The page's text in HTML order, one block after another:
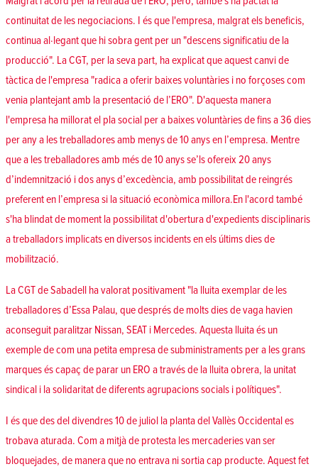
continuitat de les negociacions. I és que l'empresa, malgrat els beneficis,
continua al·legant que hi sobra gent per un "descens significatiu de la
producció". La CGT, per la seva part, ha explicat que aquest canvi de
tàctica de l'empresa "radica a oferir baixes voluntàries i no forçoses com
venia plantejant amb la presentació de l’ERO". D'aquesta manera
l'empresa ha millorat el pla social per a baixes voluntàries de fins a 36 dies
per any a les treballadores amb menys de 10 anys en l’empresa. Mentre
que a les treballadores amb més de 10 anys se’ls ofereix 20 anys
d’indemnització i dos anys d’excedència, amb possibilitat de reingrés
preferent en l’empresa si la situació econòmica millora.En l'acord també
s'ha blindat de moment la possibilitat d'obertura d'expedients disciplinaris
a treballadors implicats en diversos incidents en els últims dies de
mobilització.
La CGT de Sabadell ha valorat positivament "la lluita exemplar de les
treballadores d’Essa Palau, que després de molts dies de vaga havien
aconseguit paralitzar Nissan, SEAT i Mercedes. Aquesta lluita és un
exemple de com una petita empresa de subministraments per a les grans
marques és capaç de parar un ERO a través de la lluita obrera, la unitat
sindical i la solidaritat de diferents agrupacions socials i polítiques".
I és que des del divendres 10 de juliol la planta del Vallès Occidental es
trobava aturada. Com a mitjà de protesta les mercaderies van ser
bloquejades, de manera que no entrava ni sortia cap producte. Aquest fet